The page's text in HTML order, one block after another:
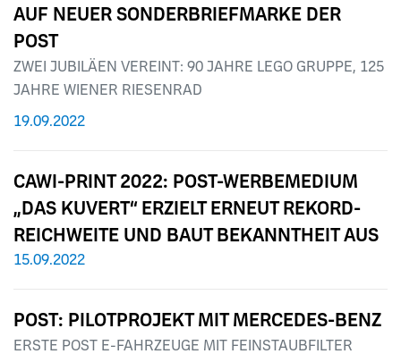
AUF NEUER SONDERBRIEFMARKE DER
POST
ZWEI JUBILÄEN VEREINT: 90 JAHRE LEGO GRUPPE, 125
JAHRE WIENER RIESENRAD
19.09.2022
CAWI-PRINT 2022: POST-WERBEMEDIUM
„DAS KUVERT“ ERZIELT ERNEUT REKORD-
REICHWEITE UND BAUT BEKANNTHEIT AUS
15.09.2022
POST: PILOTPROJEKT MIT MERCEDES-BENZ
ERSTE POST E-FAHRZEUGE MIT FEINSTAUBFILTER